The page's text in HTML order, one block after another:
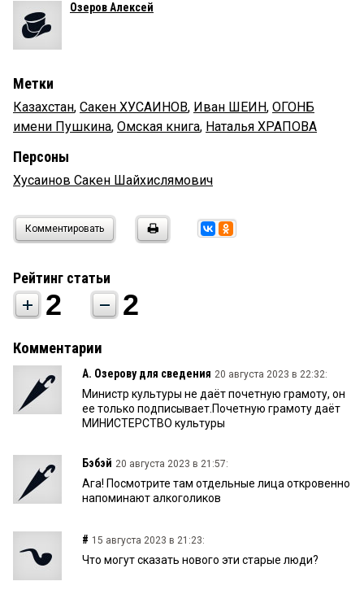
Озеров Алексей
Метки
Казахстан, Сакен ХУСАИНОВ, Иван ШЕИН, ОГОНБ
имени Пушкина, Омская книга, Наталья ХРАПОВА
Персоны
Хусаинов Сакен Шайхислямович
Комментировать
Рейтинг статьи
2 2
Комментарии
А. Озерову для сведения 20 августа 2023 в 22:32:
Министр культуры не даёт почетную грамоту, он
ее только подписывает.Почетную грамоту даёт
МИНИСТЕРСТВО культуры
Бэбэй 20 августа 2023 в 21:57:
Ага! Посмотрите там отдельные лица откровенно
напоминают алкоголиков
# 15 августа 2023 в 21:23:
Что могут сказать нового эти старые люди?